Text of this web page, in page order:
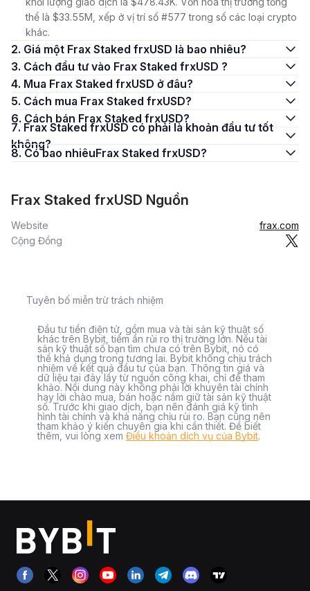
thể là $33.55M, xếp ở vị trí số #577 trong số các loại crypto
khác.
2. Giá một Frax Staked frxUSD là bao nhiêu?
3. Cách đầu tư vào Frax Staked frxUSD ?
4. Mua Frax Staked frxUSD ở đâu?
5. Cách mua Frax Staked frxUSD?
6. Cách bán Frax Staked frxUSD?
7. Frax Staked frxUSD có phải là khoản đầu tư tốt
không?
8. Có bao nhiêuFrax Staked frxUSD?
Frax Staked frxUSD Nguồn
Website
frax.com
Cộng Đồng
Tuyên bố miễn trừ trách nhiệm
Đầu tư tiền điện tử, gồm mua và tài sản kỹ thuật số
khác trên Bybit, tiềm ẩn rủi ro thị trường lớn. Nếu tài
sản kỹ thuật số bạn tìm chưa có trên Bybit, nó có
thể khả dụng trong tương lai. Bybit không chịu trách
nhiệm về kết quả đầu tư của bạn. Thông tin giá và
dữ liệu tại đây lấy từ nguồn công khai, chỉ để tham
khảo. Nội dung này không phải lời khuyên tài chính
hay lời chào mua, bán hoặc nắm giữ tài sản kỹ thuật
số. Trước khi giao dịch, bạn nên đánh giá kỹ tình
hình tài chính và khả năng chịu rủi ro. Bạn cũng nên
tham khảo ý kiến chuyên gia khi cần thiết. Để biết
thêm, vui lòng xem Điều khoản dịch vụ của Bybit.